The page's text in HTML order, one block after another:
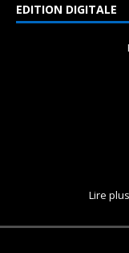
EDITION DIGITALE
Lire